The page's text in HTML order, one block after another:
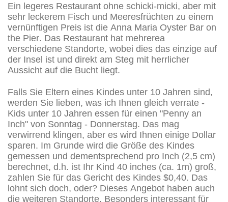
Ein legeres Restaurant ohne schicki-micki, aber mit
sehr leckerem Fisch und Meeresfrüchten zu einem
vernünftigen Preis ist die Anna Maria Oyster Bar on
the Pier. Das Restaurant hat mehrerea
verschiedene Standorte, wobei dies das einzige auf
der Insel ist und direkt am Steg mit herrlicher
Aussicht auf die Bucht liegt.
Falls Sie Eltern eines Kindes unter 10 Jahren sind,
werden Sie lieben, was ich Ihnen gleich verrate -
Kids unter 10 Jahren essen für einen "Penny an
Inch" von Sonntag - Donnerstag. Das mag
verwirrend klingen, aber es wird Ihnen einige Dollar
sparen. Im Grunde wird die Größe des Kindes
gemessen und dementsprechend pro Inch (2,5 cm)
berechnet, d.h. ist Ihr Kind 40 inches (ca. 1m) groß,
zahlen Sie für das Gericht des Kindes $0,40. Das
lohnt sich doch, oder? Dieses Angebot haben auch
die weiteren Standorte. Besonders interessant für